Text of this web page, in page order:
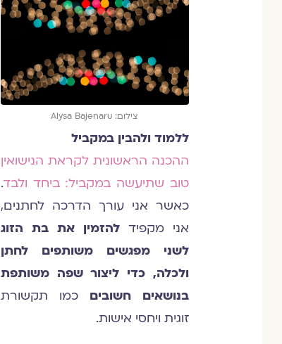
צילום: Alysa Bajenaru
ללמוד ולהבין במקביל
ההכנה הראשונית לקראת הנישואין
טוב שתיעשה במקביל: ביחד ולבד.
כאשר אני עורך הדרכה לחתנים,
אני מקפידלהזמין את בת הזוג
לשני מפגשים משותפים לחתן
ולכלה, כדי ליצור שפה משותפת
בנושאים חשובים כמו תקשורת
זוגית ויחסי אישות.